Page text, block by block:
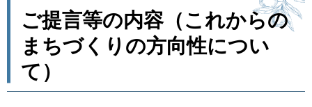
ご提言等の内容（これからの
まちづくりの方向性につい
て）